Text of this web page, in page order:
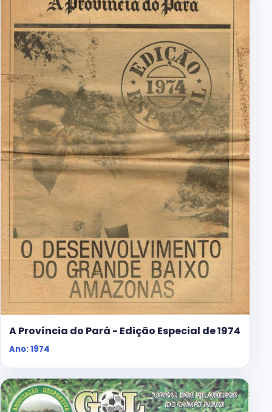
A Província do Pará - Edição Especial de 1974
Ano: 1974